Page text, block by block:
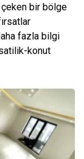
çeken bir bölge
fazla bilgi
konut